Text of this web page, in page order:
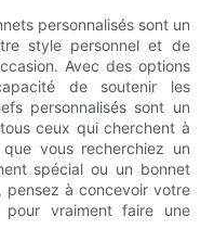
personnalisés sont un
style personnel et de
Avec des options
de soutenir les
personnalisés sont un
ceux qui cherchent à
vous recherchiez un
spécial ou un bonnet
à concevoir votre
pour vraiment faire une